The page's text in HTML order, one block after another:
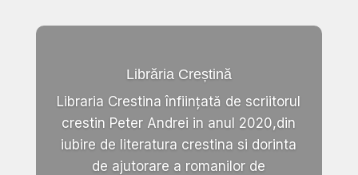
Librăria Creștină
Libraria Crestina înființată de scriitorul
crestin Peter Andrei in anul 2020,din
iubire de literatura crestina si dorinta
de ajutorare a romanilor de